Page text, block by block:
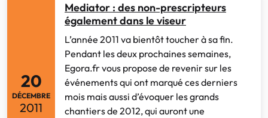
20
DÉCEMBRE
2011
Mediator : des non-prescripteurs
également dans le viseur
L’année 2011 va bientôt toucher à sa fin.
Pendant les deux prochaines semaines,
Egora.fr vous propose de revenir sur les
événements qui ont marqué ces derniers
mois mais aussi d’évoquer les grands
chantiers de 2012, qui auront une